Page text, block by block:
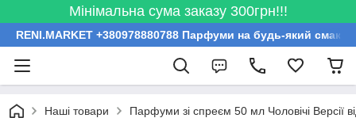
Мінімальна сума заказу 300грн!!!
RENI.MARKET +380978880788 Парфуми на будь-який смак
Наші товари Парфуми зі спреєм 50 мл Чоловічі Версії